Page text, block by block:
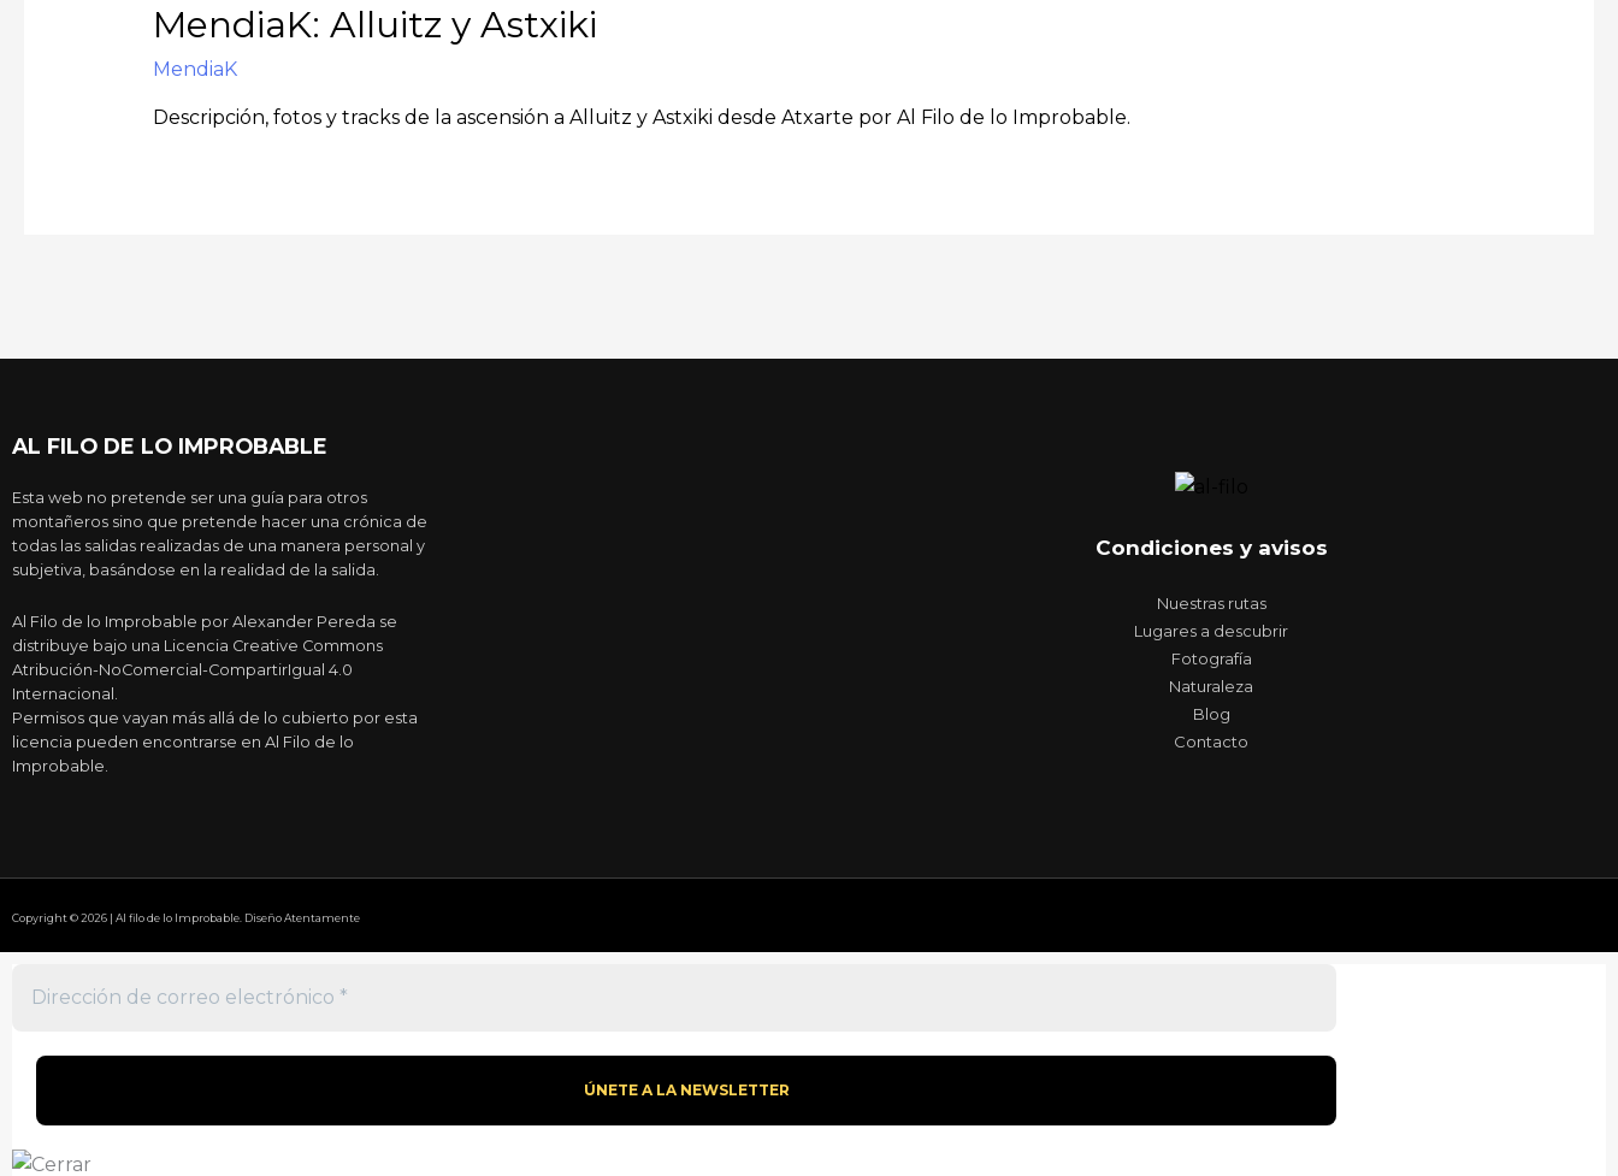
MendiaK: Alluitz y Astxiki
MendiaK
Descripción, fotos y tracks de la ascensión a Alluitz y Astxiki desde Atxarte por Al Filo de lo Improbable.
AL FILO DE LO IMPROBABLE
Esta web no pretende ser una guía para otros
montañeros sino que pretende hacer una crónica de
todas las salidas realizadas de una manera personal y
subjetiva, basándose en la realidad de la salida.
Al Filo de lo Improbable por Alexander Pereda se
distribuye bajo una Licencia Creative Commons
Atribución-NoComercial-CompartirIgual 4.0
Internacional.
Permisos que vayan más allá de lo cubierto por esta
licencia pueden encontrarse en Al Filo de lo
Improbable.
Condiciones y avisos
Nuestras rutas
Lugares a descubrir
Fotografía
Naturaleza
Blog
Contacto
Copyright © 2026 | Al filo de lo Improbable. Diseño Atentamente